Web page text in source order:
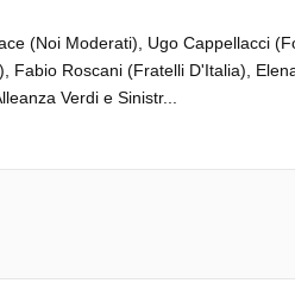
(Noi Moderati), Ugo Cappellacci
Fabio Roscani (Fratelli D'Italia),
Verdi e Sinistr...